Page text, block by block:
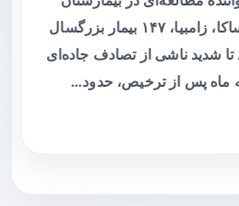
آموزشی دانشگاه لوساکا، زامبیا، ۱۴۷ بیمار بزرگسال
شدید ناشی از تصادف جاده‌ای
ماه پس از ترخیص، حدود…